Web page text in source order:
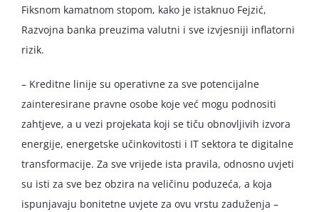
Fiksnom kamatnom stopom, kako je istaknuo Fejzić,
Razvojna banka preuzima valutni i sve izvjesniji inflatorni
rizik.
– Kreditne linije su operativne za sve potencijalne
zainteresirane pravne osobe koje već mogu podnositi
zahtjeve, a u vezi projekata koji se tiču obnovljivih izvora
energije, energetske učinkovitosti i IT sektora te digitalne
transformacije. Za sve vrijede ista pravila, odnosno uvjeti
su isti za sve bez obzira na veličinu poduzeća, a koja
ispunjavaju bonitetne uvjete za ovu vrstu zaduženja –